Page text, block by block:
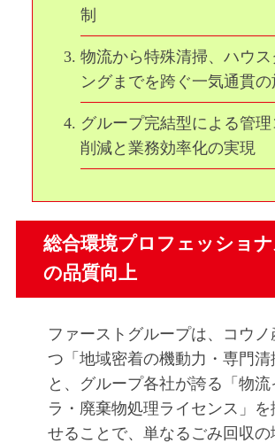
制
物流から特殊清掃、ハウス
ングまでを跨ぐ一気通貫の
グループ完結型による管
削減と業務効率化の実現
総合環境プロフェッショ
の品質向上
ファーストグループは、コウ
つ「地域密着の機動力・専門清
と、グループ各社が誇る「物流
ラ・廃棄物処理ライセンス」を
せることで、単なるごみ回収の